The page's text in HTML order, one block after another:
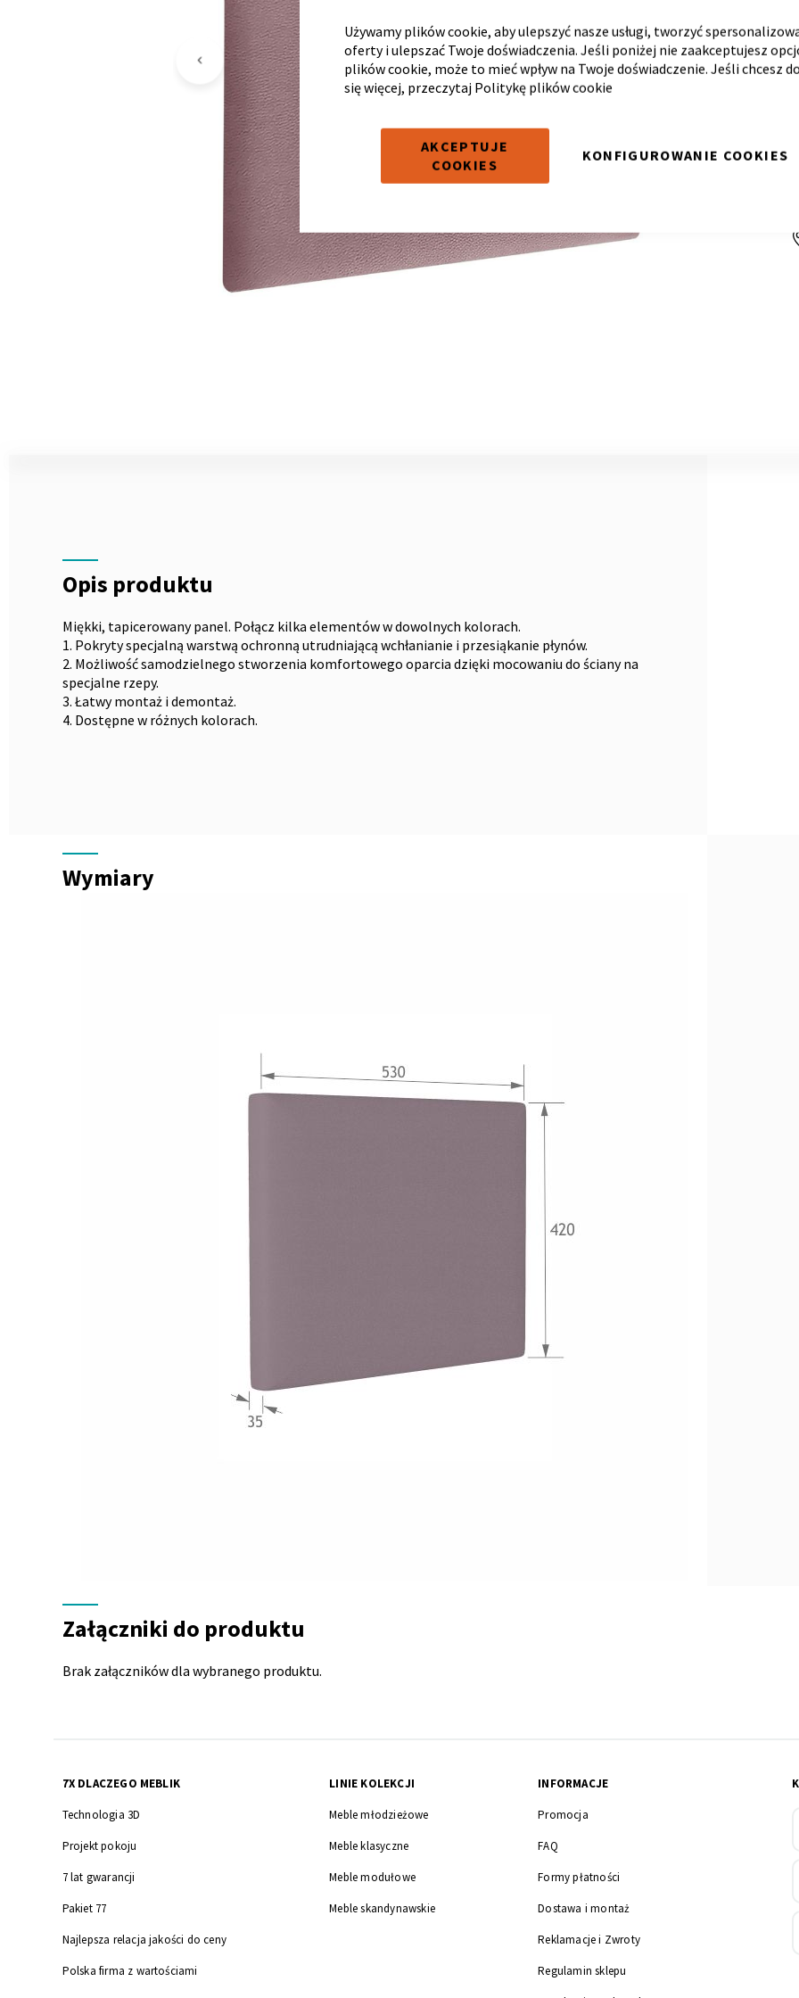
Używamy plików cookie, aby ulepszyć nasze usługi, tworzyć
oferty i ulepszać Twoje doświadczenia. Jeśli poniżej nie zaakceptujesz
plików cookie, może to mieć wpływ na Twoje doświadczenie. Jeśli chcesz
się więcej, przeczytaj Politykę plików cookie
AKCEPTUJE
COOKIES
KONFIGUROWANIE COOKIES
Opis produktu
Miękki, tapicerowany panel. Połącz kilka elementów w dowolnych kolorach.
1. Pokryty specjalną warstwą ochronną utrudniającą wchłanianie i przesiąkanie płynów.
2. Możliwość samodzielnego stworzenia komfortowego oparcia dzięki mocowaniu do ściany na
specjalne rzepy.
3. Łatwy montaż i demontaż.
4. Dostępne w różnych kolorach.
Wymiary
do
produktu
Załączniki do produktu
Brak załączników dla wybranego produktu.
7X DLACZEGO MEBLIK
Technologia 3D
Projekt pokoju
7 lat gwarancji
Pakiet 77
Najlepsza relacja jakości do ceny
Polska firma z wartościami
LINIE KOLEKCJI
Meble młodzieżowe
Meble klasyczne
Meble modułowe
Meble skandynawskie
INFORMACJE
Promocja
FAQ
Formy płatności
Dostawa i montaż
Reklamacje i Zwroty
Regulamin sklepu